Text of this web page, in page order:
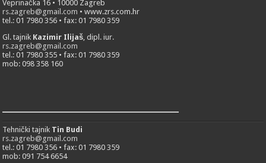
Veprinačka 16 • 10000 Zagreb
rs.zagreb@gmail.com • www.zrs.com.hr
tel.: 01 7980 356 • fax: 01 7980 359
Gl. tajnik Kazimir Ilijaš , dipl. iur.
rs.zagreb@gmail.com
tel.: 01 7980 355 • fax: 01 7980 359
mob: 098 358 160
___________________________
Tehnički tajnik Tin Budi
rs.zagreb@gmail.com
tel.: 01 7980 356 • fax: 01 7980 359
mob: 091 754 6654